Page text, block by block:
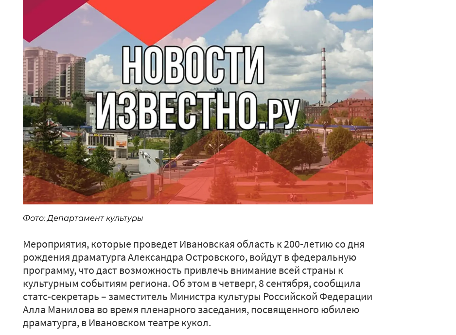
Фото: Департамент культуры
Мероприятия, которые проведет Ивановская область к 200-летию со дня
рождения драматурга Александра Островского, войдут в федеральную
программу, что даст возможность привлечь внимание всей страны к
культурным событиям региона. Об этом в четверг, 8 сентября, сообщила
статс-секретарь – заместитель Министра культуры Российской Федерации
Алла Манилова во время пленарного заседания, посвященного юбилею
драматурга, в Ивановском театре кукол.